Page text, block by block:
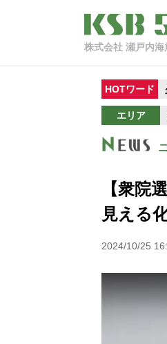
株式会社 瀬戸内海
HOTワード
エリア
【衆院
見える
2024/10/25